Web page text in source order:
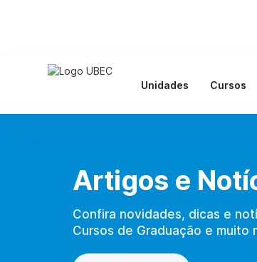
Unidades Cursos
Artigos e
Confira novidades, dicas e
Cursos de Graduação e muito